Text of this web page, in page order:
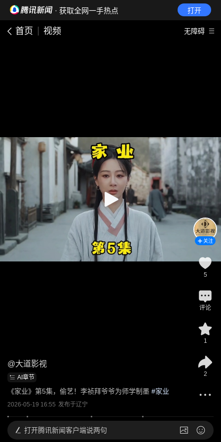
· 获取全网一手热点 打开
首页 视频 无障碍
@大道影视
AI章节
《家业》第5集，偷艺！李祯拜爷爷为师学制墨 #家业
2026-05-19 16:55 发布于辽宁
关注
5
评论
1
2
打开腾讯新闻客户端说两句